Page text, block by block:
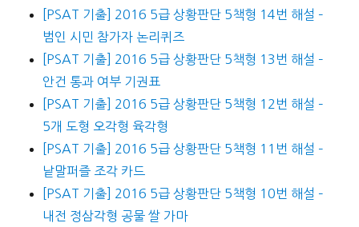
[PSAT 기출] 2016 5급 상황판단 5책형 14번 해설 –
범인 시민 참가자 논리퀴즈
[PSAT 기출] 2016 5급 상황판단 5책형 13번 해설 –
안건 통과 여부 기권표
[PSAT 기출] 2016 5급 상황판단 5책형 12번 해설 –
5개 도형 오각형 육각형
[PSAT 기출] 2016 5급 상황판단 5책형 11번 해설 –
낱말퍼즐 조각 카드
[PSAT 기출] 2016 5급 상황판단 5책형 10번 해설 –
내전 정삼각형 공물 쌀 가마